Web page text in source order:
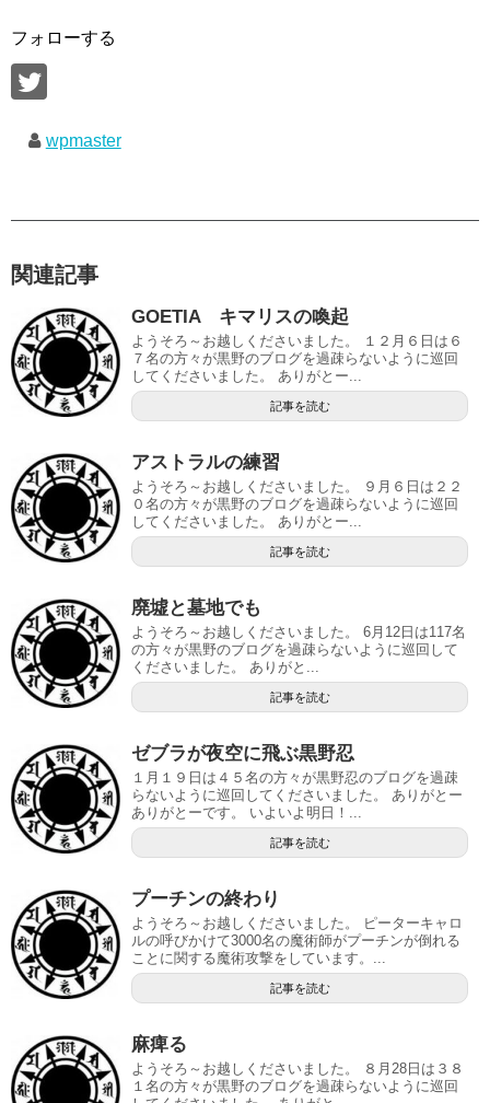
フォローする
wpmaster
関連記事
GOETIA キマリスの喚起
ようそろ～お越しくださいました。 １２月６日は６
７名の方々が黒野のブログを過疎らないように巡回
してくださいました。 ありがとー...
記事を読む
アストラルの練習
ようそろ～お越しくださいました。 ９月６日は２２
０名の方々が黒野のブログを過疎らないように巡回
してくださいました。 ありがとー...
記事を読む
廃墟と墓地でも
ようそろ～お越しくださいました。 6月12日は117名
の方々が黒野のブログを過疎らないように巡回して
くださいました。 ありがと...
記事を読む
ゼブラが夜空に飛ぶ黒野忍
１月１９日は４５名の方々が黒野忍のブログを過疎
らないように巡回してくださいました。 ありがとー
ありがとーです。 いよいよ明日！...
記事を読む
プーチンの終わり
ようそろ～お越しくださいました。 ピーターキャロ
ルの呼びかけて3000名の魔術師がプーチンが倒れる
ことに関する魔術攻撃をしています。...
記事を読む
麻痺る
ようそろ～お越しくださいました。 ８月28日は３８
１名の方々が黒野のブログを過疎らないように巡回